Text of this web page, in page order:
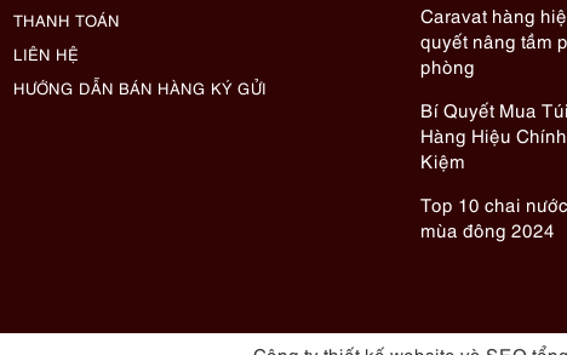
THANH TOÁN
LIÊN HỆ
HƯỚNG DẪN BÁN HÀNG KÝ GỬI
Caravat hàng
quyết nâng tầm
phòng
Bí Quyết Mua
Hàng Hiệu
Kiệm
Top 10 chai
mùa đông 2024